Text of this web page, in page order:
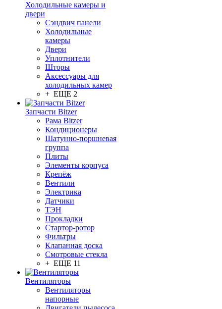
Холодильные камеры и
двери
Сэндвич панели
Холодильные
камеры
Двери
Уплотнители
Шторы
Аксессуары для
холодильных камер
+ ЕЩЕ 2
Запчасти Bitzer
Рама Bitzer
Кондиционеры
Шатунно-поршневая
группа
Плиты
Элементы корпуса
Крепёж
Вентили
Электрика
Датчики
ТЭН
Прокладки
Стартор-ротор
Фильтры
Клапанная доска
Смотровые стекла
+ ЕЩЕ 11
Вентиляторы
Вентиляторы
напорные